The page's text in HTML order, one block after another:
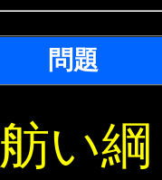
問題
舫い綱